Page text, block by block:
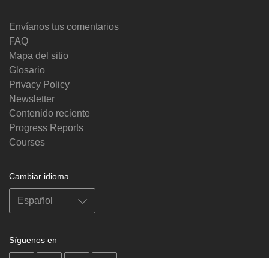
Envíanos tus comentarios
FAQ
Mapa del sitio
Glosario
Privacy Policy
Newsletter
Contenido reciente
Progress Reports
Courses
Cambiar idioma
Síguenos en